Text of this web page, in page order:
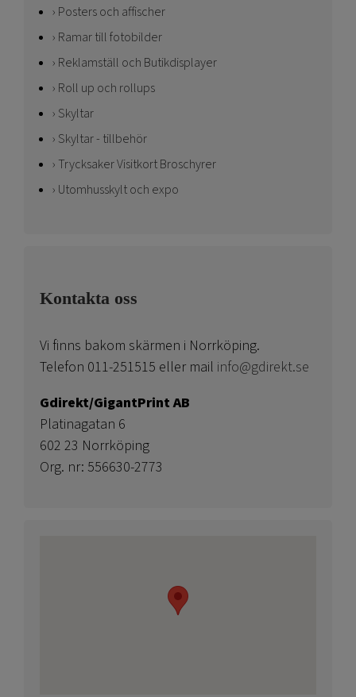
Posters och affischer
Ramar till fotobilder
Reklamställ och Butikdisplayer
Roll up och rollups
Skyltar
Skyltar - tillbehör
Trycksaker Visitkort Broschyrer
Utomhusskylt och expo
Kontakta oss
Vi finns bakom skärmen i Norrköping.
Telefon 011-251515 eller mail info@gdirekt.se
Gdirekt/GigantPrint AB
Platinagatan 6
602 23 Norrköping
Org. nr: 556630-2773